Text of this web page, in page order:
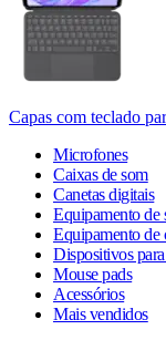
Capas com teclado
Microfones
Caixas de som
Canetas digitais
Equipamento de
Equipamento de
Dispositivos
Mouse pads
Acessórios
Mais vendidos